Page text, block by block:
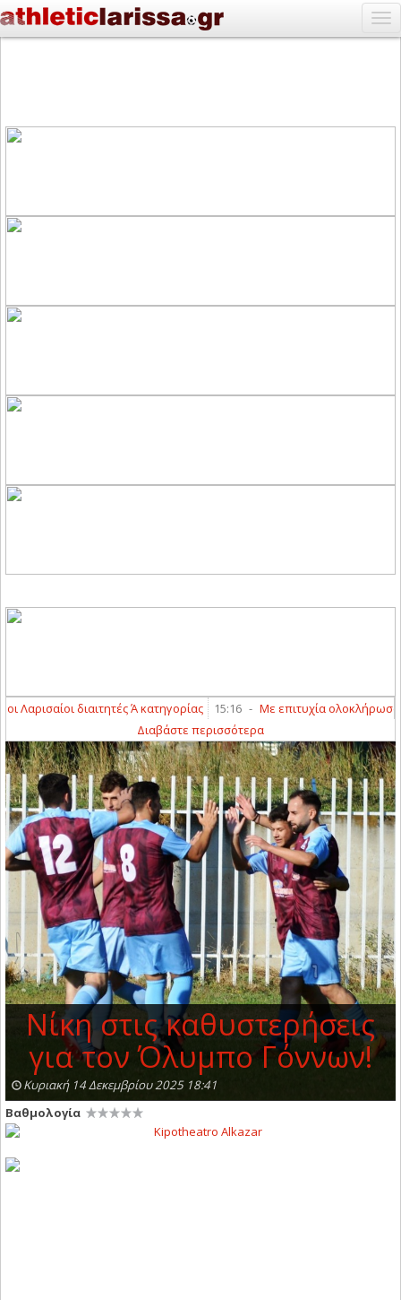
διαιτητές Ά κατηγορίας 15:16 - Με επιτυχία ολοκλήρωσαν τα
Διαβάστε περισσότερα
Νίκη στις καθυστερήσεις
για τον Όλυμπο Γόννων!
Κυριακή 14 Δεκεμβρίου 2025 18:41
Βαθμολογία